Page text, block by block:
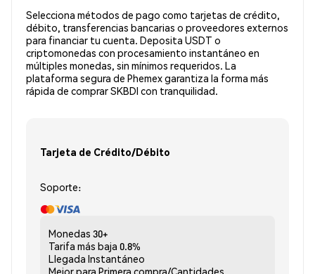
Selecciona métodos de pago como tarjetas de crédito,
débito, transferencias bancarias o proveedores externos
para financiar tu cuenta. Deposita USDT o
criptomonedas con procesamiento instantáneo en
múltiples monedas, sin mínimos requeridos. La
plataforma segura de Phemex garantiza la forma más
rápida de comprar SKBDI con tranquilidad.
Tarjeta de Crédito/Débito
Soporte:
Monedas 30+
Tarifa más baja 0.8%
Llegada Instantáneo